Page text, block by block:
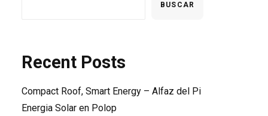
BUSCAR
Recent Posts
Compact Roof, Smart Energy – Alfaz del Pi
Energia Solar en Polop